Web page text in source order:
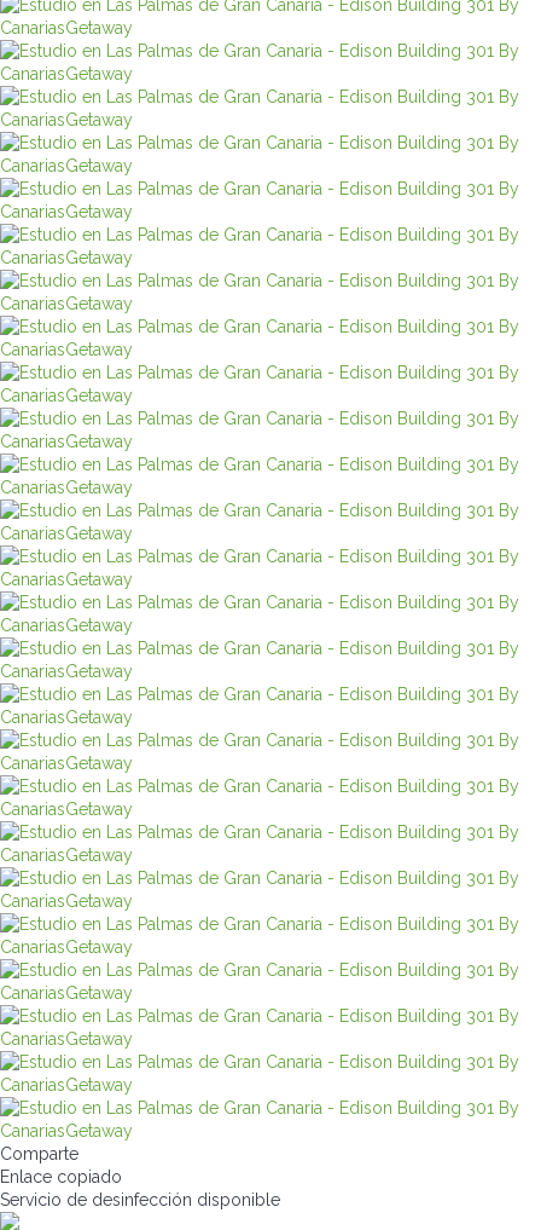
Comparte
Enlace copiado
Servicio de desinfección disponible